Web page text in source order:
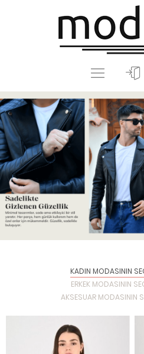
KADIN MODASININ
ERKEK MODASININ
AKSESUAR MODASININ